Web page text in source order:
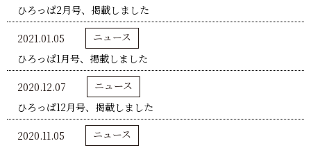
ひろっぱ2月号、掲載しました
2021.01.05
ニュース
ひろっぱ1月号、掲載しました
2020.12.07
ニュース
ひろっぱ12月号、掲載しました
2020.11.05
ニュース